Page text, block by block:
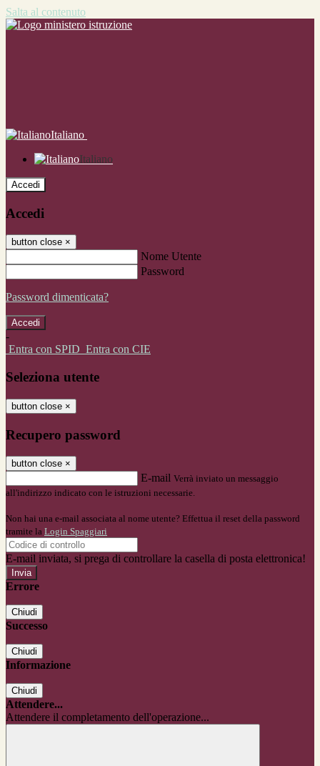
Salta al contenuto
Italiano
Italiano
Accedi
Accedi
button close ×
Nome Utente
Password
Password dimenticata?
-
Entra con SPID Entra con CIE
Seleziona utente
button close ×
Recupero password
button close ×
E-mail Verrà inviato un messaggio
all'indirizzo indicato con le istruzioni necessarie.
Non hai una e-mail associata al nome utente? Effettua il reset della password
tramite la Login Spaggiari
E-mail inviata, si prega di controllare la casella di posta elettronica!
Errore
Chiudi
Successo
Chiudi
Informazione
Chiudi
Attendere...
Attendere il completamento dell'operazione...